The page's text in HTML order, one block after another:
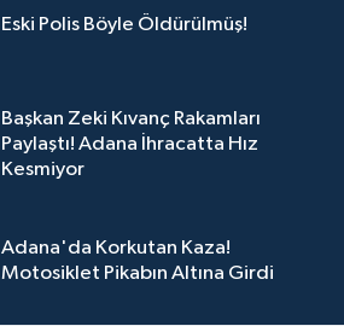
Eski Polis Böyle Öldürülmüş!
Başkan Zeki Kıvanç Rakamları
Paylaştı! Adana İhracatta Hız
Kesmiyor
Adana'da Korkutan Kaza!
Motosiklet Pikabın Altına Girdi